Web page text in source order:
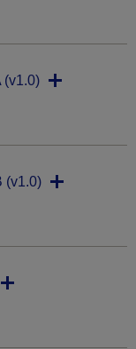
(v1.0)
(v1.0)